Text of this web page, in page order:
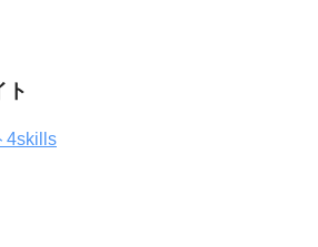
ト
4skills